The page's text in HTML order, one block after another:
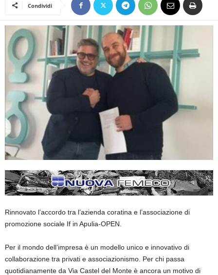
Condividi
Rinnovato l’accordo tra l’azienda coratina e l’associazione di
promozione sociale If in Apulia-OPEN.
Per il mondo dell’impresa è un modello unico e innovativo di
collaborazione tra privati e associazionismo. Per chi passa
quotidianamente da Via Castel del Monte è ancora un motivo di